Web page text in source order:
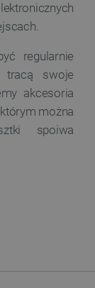
regularnie
tracą swoje
akcesoria
można
spoiwa